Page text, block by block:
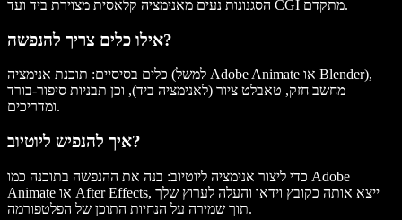
הסגנונות נעים מאנימציה קלאסית מצוירת ביד ועד CGI מתקדם.
אילו כלים צריך להנפשה?
כלים בסיסיים: תוכנת אנימציה (למשל Adobe Animate או Blender),
מחשב חזק, טאבלט ציור (לאנימציה ביד), וכן תבניות סיפור-בורד
ומדריכים.
איך להנפיש ליוטיוב?
כדי ליצור אנימציה ליוטיוב: בנה את ההנפשה בתוכנה כמו Adobe
Animate או After Effects, ייצא אותה כקובץ וידאו והעלה לערוץ שלך
תוך שמירה על הנחיות התוכן של הפלטפורמה.